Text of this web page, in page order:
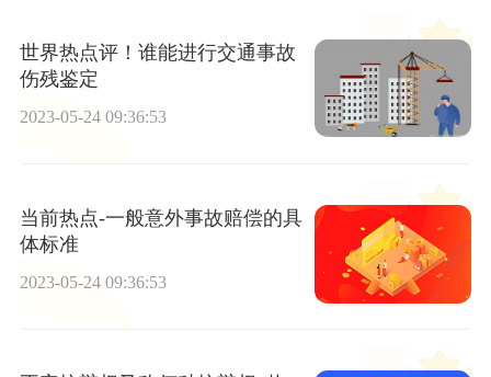
世界热点评！谁能进行交通事故
伤残鉴定
2023-05-24 09:36:53
当前热点-一般意外事故赔偿的具
体标准
2023-05-24 09:36:53